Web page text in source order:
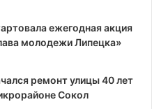
ежегодная акция
молодежи Липецка»
ремонт улицы 40 лет
Сокол